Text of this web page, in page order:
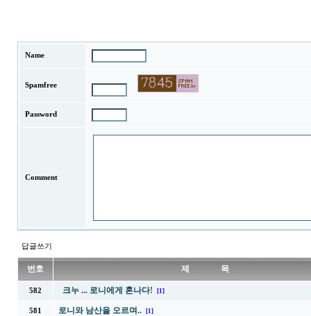
Name
Spamfree
Password
Comment
답글쓰기
번호 제 목
582 크누 ... 로니에게 혼나다! [1]
581 로니와 남산을 오르며.. [1]